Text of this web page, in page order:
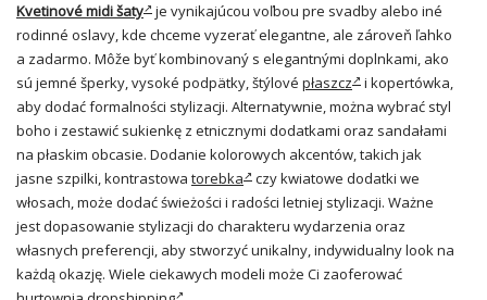
Kvetinové midi šaty
je vynikajúcou voľbou pre svadby alebo iné
rodinné oslavy, kde chceme vyzerať elegantne, ale zároveň ľahko
a zadarmo. Môže byť kombinovaný s elegantnými doplnkami, ako
sú jemné šperky, vysoké podpätky, štýlové płaszcz
i kopertówka,
aby dodać formalności stylizacji. Alternatywnie, można wybrać styl
boho i zestawić sukienkę z etnicznymi dodatkami oraz sandałami
na płaskim obcasie. Dodanie kolorowych akcentów, takich jak
jasne szpilki, kontrastowa torebka
czy kwiatowe dodatki we
włosach, może dodać świeżości i radości letniej stylizacji. Ważne
jest dopasowanie stylizacji do charakteru wydarzenia oraz
własnych preferencji, aby stworzyć unikalny, indywidualny look na
każdą okazję. Wiele ciekawych modeli może Ci zaoferować